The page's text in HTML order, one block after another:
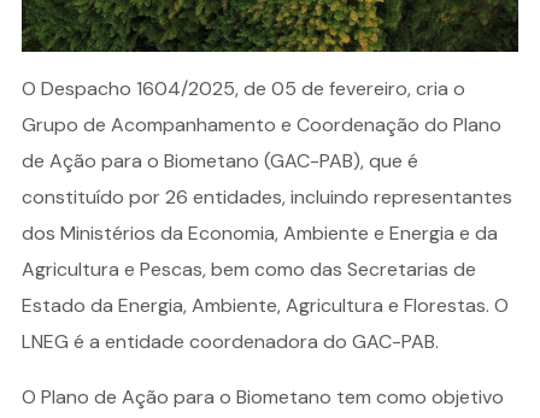
O Despacho 1604/2025, de 05 de fevereiro, cria o
Grupo de Acompanhamento e Coordenação do Plano
de Ação para o Biometano (GAC-PAB), que é
constituído por 26 entidades, incluindo representantes
dos Ministérios da Economia, Ambiente e Energia e da
Agricultura e Pescas, bem como das Secretarias de
Estado da Energia, Ambiente, Agricultura e Florestas. O
LNEG é a entidade coordenadora do GAC-PAB.
O Plano de Ação para o Biometano tem como objetivo